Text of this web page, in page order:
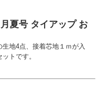
夏号 タイアップ お
地4点、接着芯地１ｍが入
トです。